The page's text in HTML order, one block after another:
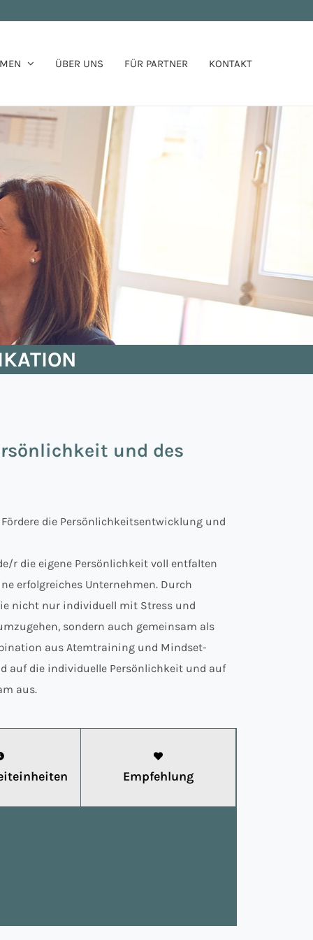
ÜBER UNS FÜR PARTNER KONTAKT
und des
die Persönlichkeitsentwicklung und
r die eigene Persönlichkeit voll entfalten
erfolgreiches Unternehmen. Durch
nicht nur individuell mit Stress und
sondern auch gemeinsam als
aus Atemtraining und Mindset-
auf die individuelle Persönlichkeit und auf
aus.
Empfehlung